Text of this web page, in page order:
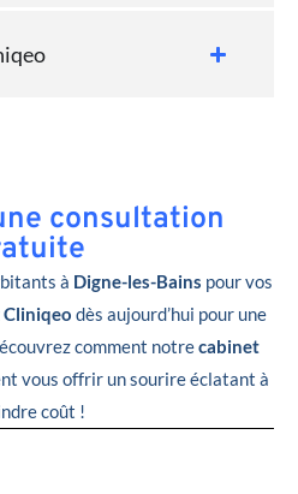
consultation
à Digne-les-Bains pour vos
Cliniqeo dès aujourd’hui pour une
comment notrecabinet
vous offrir un sourire éclatant à
coût !